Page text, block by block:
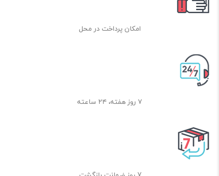
Design: High efficiency and energy-saving
امکان پرداخت در محل
۷ روز هفته، ۲۴ ساعته